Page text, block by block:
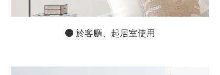
● 於客廳、起居室使用